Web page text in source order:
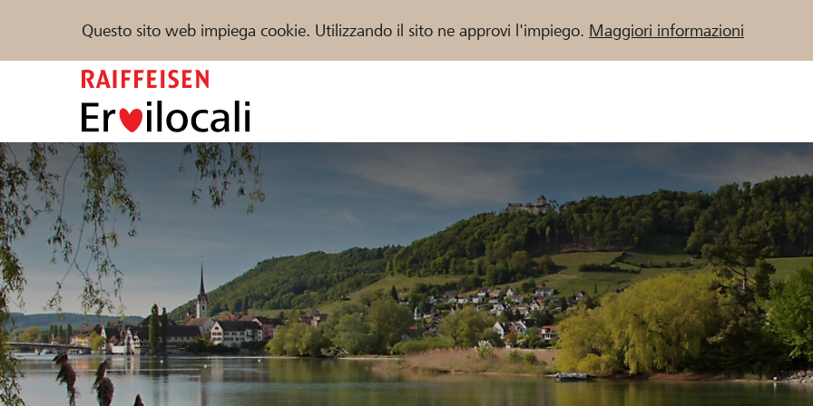
Questo sito web impiega cookie. Utilizzando il sito ne approvi l'impiego. Maggiori informazioni
Sostenere Aiuto & supporto
Trova progetti e organizzazioni
DE FR IT